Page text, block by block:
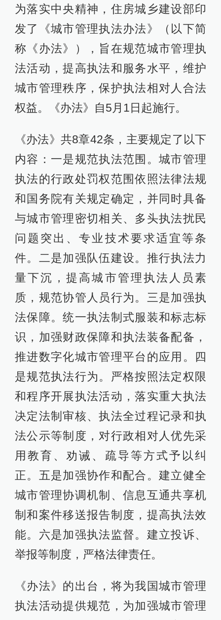
为落实中央精神，住房城乡建设部印
发了《城市管理执法办法》（以下简
称《办法》），旨在规范城市管理执
法活动，提高执法和服务水平，维护
城市管理秩序，保护执法相对人合法
权益。《办法》自5月1日起施行。
《办法》共8章42条，主要规定了以下
内容：一是规范执法范围。城市管理
执法的行政处罚权范围依照法律法规
和国务院有关规定确定，并同时具备
与城市管理密切相关、多头执法扰民
问题突出、专业技术要求适宜等条
件。二是加强队伍建设。推行执法力
量下沉，提高城市管理执法人员素
质，规范协管人员行为。三是加强执
法保障。统一执法制式服装和标志标
识，加强财政保障和执法装备配备，
推进数字化城市管理平台的应用。四
是规范执法行为。严格按照法定权限
和程序开展执法活动，落实重大执法
决定法制审核、执法全过程记录和执
法公示等制度，对行政相对人优先采
用教育、劝诫、疏导等方式予以纠
正。五是加强协作和配合。建立健全
城市管理协调机制、信息互通共享机
制和案件移送报告制度，提高执法效
能。六是加强执法监督。建立投诉、
举报等制度，严格法律责任。
《办法》的出台，将为我国城市管理
执法活动提供规范，为加强城市管理